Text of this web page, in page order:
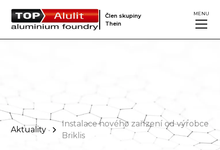
Člen skupiny
Thein
MENU
Aktuality
Instalace nového zařízení od výrobce
Briklis